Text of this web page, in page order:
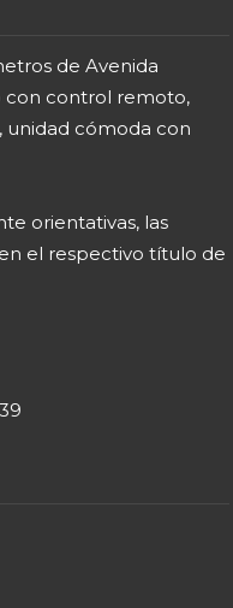
de Avenida
con control remoto,
unidad cómoda con
orientativas, las
el respectivo título de